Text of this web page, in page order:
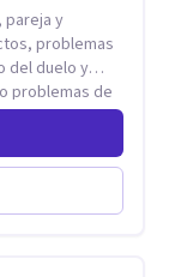
pareja y
problemas
del duelo y
problemas de
vital para la